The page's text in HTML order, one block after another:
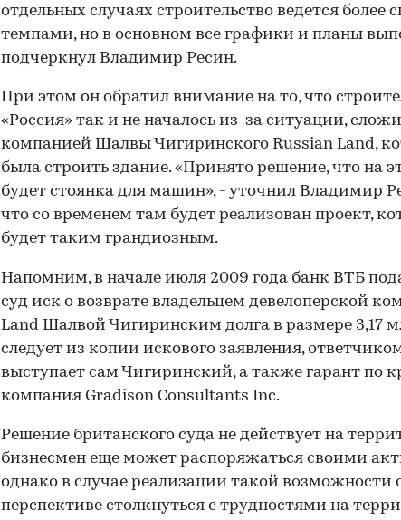
отдельных случаях строительство ведется более
темпами, но в основном все графики и планы
подчеркнул Владимир Ресин.
При этом он обратил внимание на то, что
«Россия» так и не началось из-за ситуации,
компанией Шалвы Чигиринского Russian Land,
была строить здание. «Принято решение, что на
будет стоянка для машин», - уточнил Владимир
что со временем там будет реализован проект,
будет таким грандиозным.
Напомним, в начале июля 2009 года банк ВТБ
суд иск о возврате владельцем девелоперской
Land Шалвой Чигиринским долга в размере 3,17
следует из копии искового заявления,
выступает сам Чигиринский, а также гарант по
компания Gradison Consultants Inc.
Решение британского суда не действует на
бизнесмен еще может распоряжаться своими
однако в случае реализации такой возможности
перспективе столкнуться с трудностями на